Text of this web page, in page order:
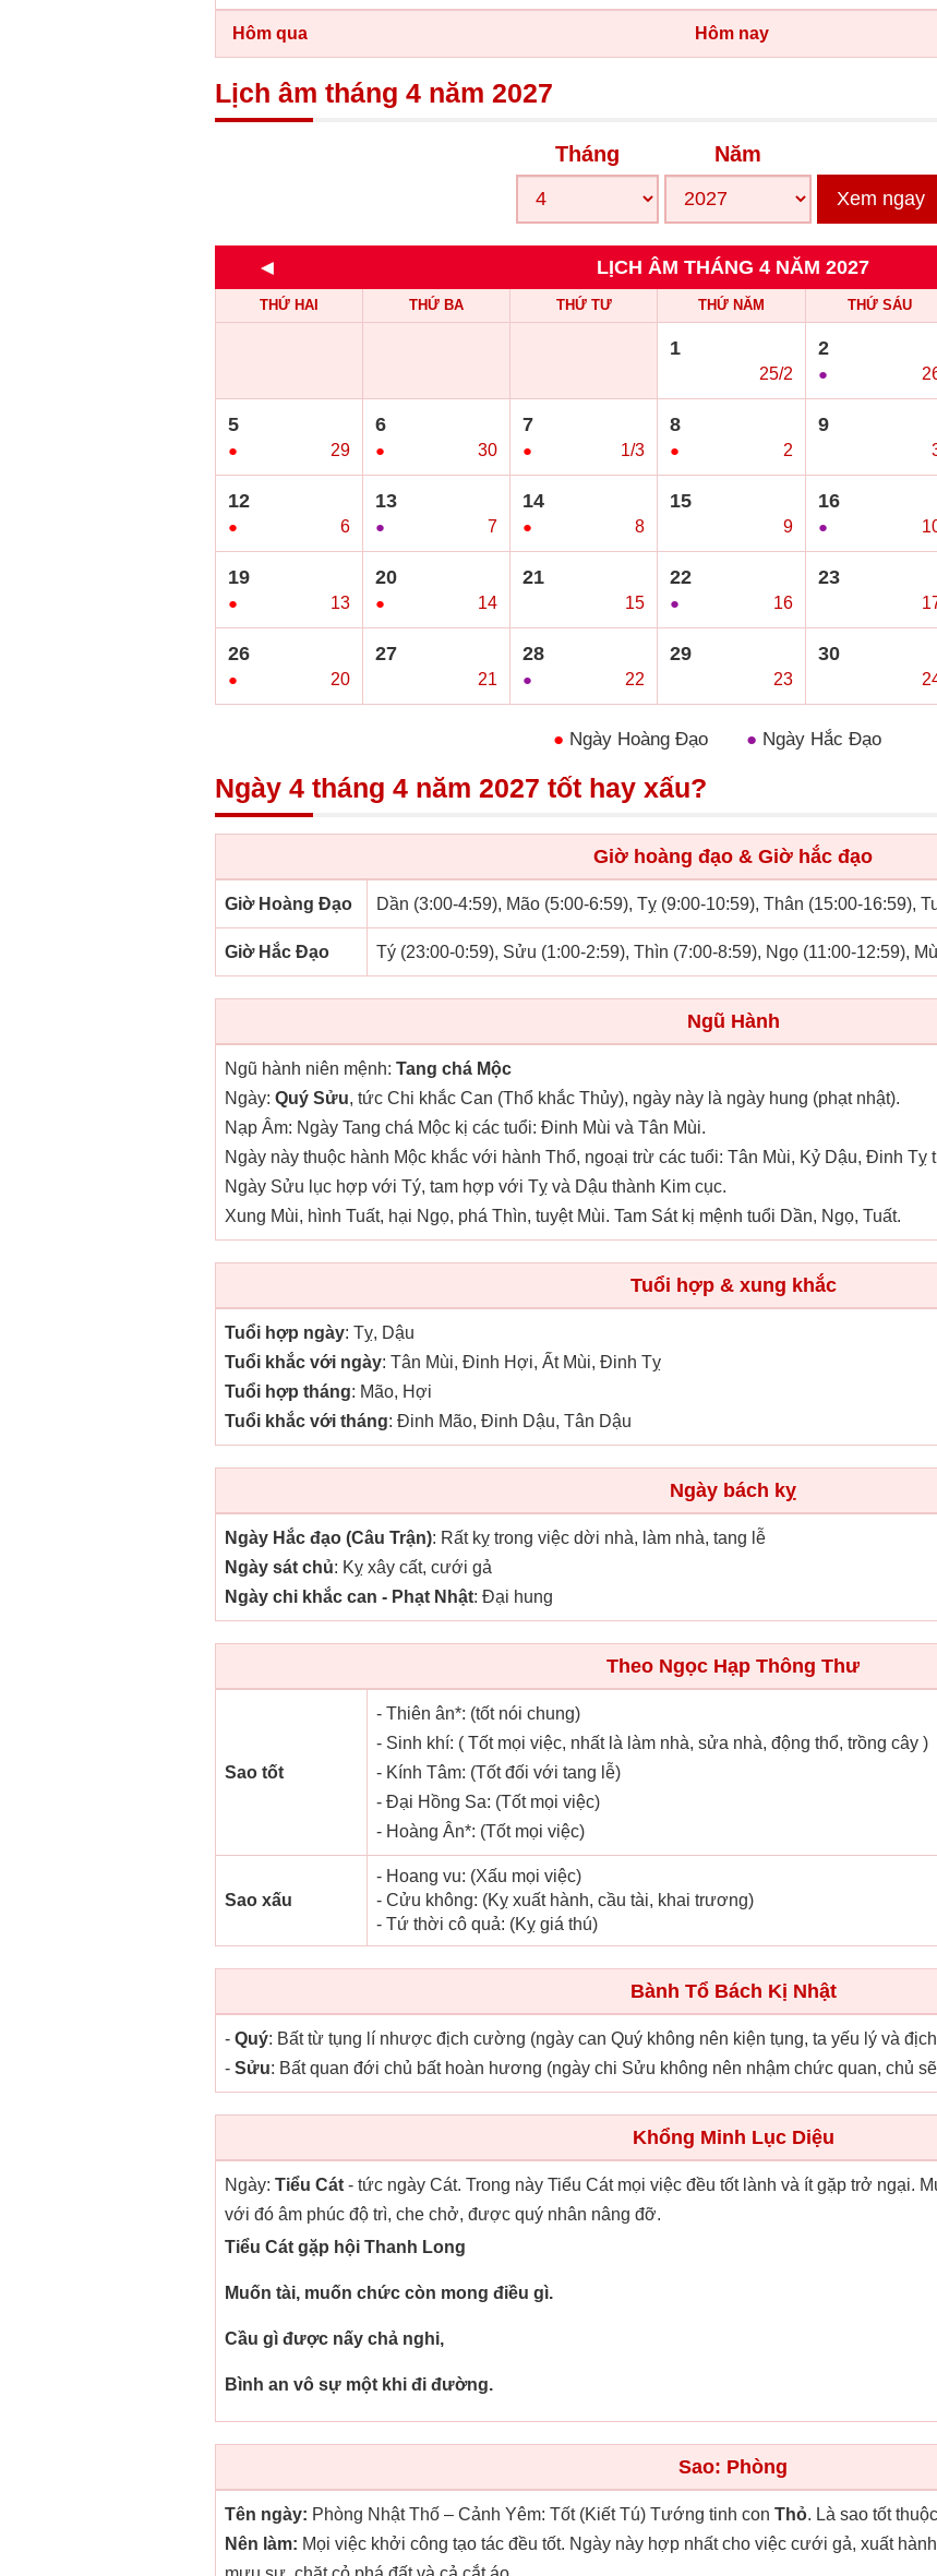
Hôm qua Hôm nay
Lịch âm tháng 4 năm 2027
Tháng Năm
Xem ngay
◄ LỊCH ÂM THÁNG 4 NĂM 2027
THỨ HAI THỨ BA THỨ TƯ THỨ NĂM THỨ SÁU
1
25/2
2
●
5
● 29
6
● 30
7
● 1/3
8
● 2
9
12
● 6
13
● 7
14
● 8
15
9
16
●
19
● 13
20
● 14
21
15
22
● 16
23
26
● 20
27
21
28
● 22
29
23
30
● Ngày Hoàng Đạo ● Ngày Hắc Đạo
Ngày 4 tháng 4 năm 2027 tốt hay xấu?
Giờ hoàng đạo & Giờ hắc đạo
Giờ Hoàng Đạo Dần (3:00-4:59), Mão (5:00-6:59), Tỵ (9:00-10:59), Thân (15:00-16:59),
Giờ Hắc Đạo Tý (23:00-0:59), Sửu (1:00-2:59), Thìn (7:00-8:59), Ngọ (11:00-12:59),
Ngũ Hành
Ngũ hành niên mệnh: Tang chá Mộc
Ngày: Quý Sửu, tức Chi khắc Can (Thổ khắc Thủy), ngày này là ngày hung (phạt nhật).
Nạp Âm: Ngày Tang chá Mộc kị các tuổi: Đinh Mùi và Tân Mùi.
Ngày này thuộc hành Mộc khắc với hành Thổ, ngoại trừ các tuổi: Tân Mùi, Kỷ Dậu, Đinh Tỵ
Ngày Sửu lục hợp với Tý, tam hợp với Tỵ và Dậu thành Kim cục.
Xung Mùi, hình Tuất, hại Ngọ, phá Thìn, tuyệt Mùi. Tam Sát kị mệnh tuổi Dần, Ngọ, Tuất.
Tuổi hợp & xung khắc
Tuổi hợp ngày: Tỵ, Dậu
Tuổi khắc với ngày: Tân Mùi, Đinh Hợi, Ất Mùi, Đinh Tỵ
Tuổi hợp tháng: Mão, Hợi
Tuổi khắc với tháng: Đinh Mão, Đinh Dậu, Tân Dậu
Ngày bách kỵ
Ngày Hắc đạo (Câu Trận): Rất kỵ trong việc dời nhà, làm nhà, tang lễ
Ngày sát chủ: Kỵ xây cất, cưới gả
Ngày chi khắc can - Phạt Nhật: Đại hung
Theo Ngọc Hạp Thông Thư
Sao tốt
- Thiên ân*: (tốt nói chung)
- Sinh khí: ( Tốt mọi việc, nhất là làm nhà, sửa nhà, động thổ, trồng cây )
- Kính Tâm: (Tốt đối với tang lễ)
- Đại Hồng Sa: (Tốt mọi việc)
- Hoàng Ân*: (Tốt mọi việc)
Sao xấu
- Hoang vu: (Xấu mọi việc)
- Cửu không: (Kỵ xuất hành, cầu tài, khai trương)
- Tứ thời cô quả: (Kỵ giá thú)
Bành Tổ Bách Kị Nhật
- Quý: Bất từ tụng lí nhược địch cường (ngày can Quý không nên kiện tụng, ta yếu lý và
- Sửu: Bất quan đới chủ bất hoàn hương (ngày chi Sửu không nên nhậm chức quan, chủ
Khổng Minh Lục Diệu
Ngày: Tiểu Cát - tức ngày Cát. Trong này Tiểu Cát mọi việc đều tốt lành và ít gặp trở ngại.
với đó âm phúc độ trì, che chở, được quý nhân nâng đỡ.
Tiểu Cát gặp hội Thanh Long
Muốn tài, muốn chức còn mong điều gì.
Cầu gì được nấy chả nghi,
Bình an vô sự một khi đi đường.
Sao: Phòng
Tên ngày: Phòng Nhật Thố – Cảnh Yêm: Tốt (Kiết Tú) Tướng tinh con Thỏ. Là sao tốt
Nên làm: Mọi việc khởi công tạo tác đều tốt. Ngày này hợp nhất cho việc cưới gả, xuất